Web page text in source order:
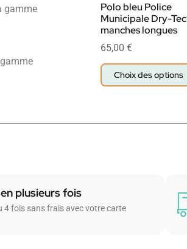
gamme
Polo bleu Police
Municipale Dry-
manches longues
65,00 €
Choix des options
plusieurs fois
4 fois sans frais avec votre carte